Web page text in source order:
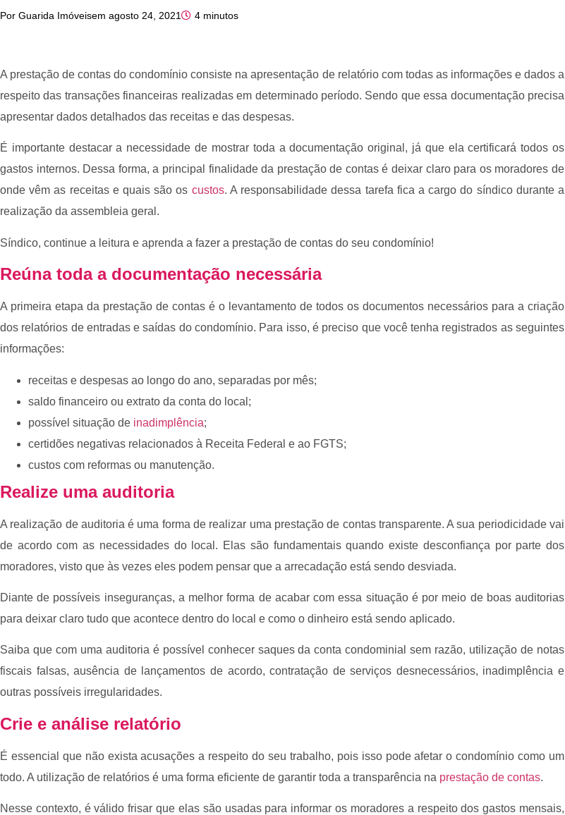
Por Guarida Imóveisem agosto 24, 2021 4 minutos
A prestação de contas do condomínio consiste na apresentação de relatório com todas as informações e dados a
respeito das transações financeiras realizadas em determinado período. Sendo que essa documentação precisa
apresentar dados detalhados das receitas e das despesas.
É importante destacar a necessidade de mostrar toda a documentação original, já que ela certificará todos os
gastos internos. Dessa forma, a principal finalidade da prestação de contas é deixar claro para os moradores de
onde vêm as receitas e quais são os custos. A responsabilidade dessa tarefa fica a cargo do síndico durante a
realização da assembleia geral.
Síndico, continue a leitura e aprenda a fazer a prestação de contas do seu condomínio!
Reúna toda a documentação necessária
A primeira etapa da prestação de contas é o levantamento de todos os documentos necessários para a criação
dos relatórios de entradas e saídas do condomínio. Para isso, é preciso que você tenha registrados as seguintes
informações:
receitas e despesas ao longo do ano, separadas por mês;
saldo financeiro ou extrato da conta do local;
possível situação de inadimplência;
certidões negativas relacionados à Receita Federal e ao FGTS;
custos com reformas ou manutenção.
Realize uma auditoria
A realização de auditoria é uma forma de realizar uma prestação de contas transparente. A sua periodicidade vai
de acordo com as necessidades do local. Elas são fundamentais quando existe desconfiança por parte dos
moradores, visto que às vezes eles podem pensar que a arrecadação está sendo desviada.
Diante de possíveis inseguranças, a melhor forma de acabar com essa situação é por meio de boas auditorias
para deixar claro tudo que acontece dentro do local e como o dinheiro está sendo aplicado.
Saiba que com uma auditoria é possível conhecer saques da conta condominial sem razão, utilização de notas
fiscais falsas, ausência de lançamentos de acordo, contratação de serviços desnecessários, inadimplência e
outras possíveis irregularidades.
Crie e análise relatório
É essencial que não exista acusações a respeito do seu trabalho, pois isso pode afetar o condomínio como um
todo. A utilização de relatórios é uma forma eficiente de garantir toda a transparência na prestação de contas.
Nesse contexto, é válido frisar que elas são usadas para informar os moradores a respeito dos gastos mensais,